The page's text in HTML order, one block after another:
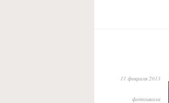
11 февраля 2013
фотошкола